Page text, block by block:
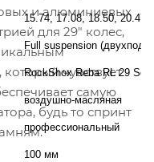
и алюминиевых
для 29" колес,
чувствует
самую
будь то спринт
15.74, 17.08, 18.50, 20.47
Full suspension
RockShox Reba RL 29
воздушно-масляная
профессиональный
100 мм